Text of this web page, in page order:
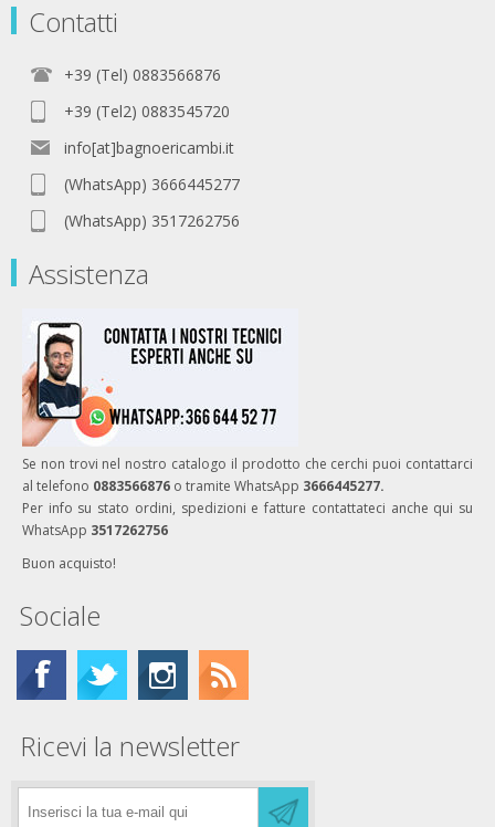
Contatti
+39 (Tel) 0883566876
+39 (Tel2) 0883545720
info[at]bagnoericambi.it
(WhatsApp) 3666445277
(WhatsApp) 3517262756
Assistenza
Se non trovi nel nostro catalogo il prodotto che cerchi puoi contattarci
al telefono 0883566876 o tramite WhatsApp 3666445277.
Per info su stato ordini, spedizioni e fatture contattateci anche qui su
WhatsApp 3517262756
Buon acquisto!
Sociale
Ricevi la newsletter